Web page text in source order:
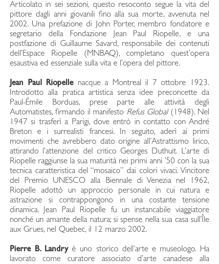
Articolato in sei sezioni, questo resoconto segue la vita del
pittore dagli anni giovanili fino alla sua morte, avvenuta nel
2002. Una prefazione di John Porter, membro fondatore e
segretario della Fondazione Jean Paul Riopelle, e una
postfazione di Guillaume Savard, responsabile dei contenuti
dell’Espace Riopelle (MNBAQ), completano quest’opera
esaustiva ed essenziale sulla vita e l’opera del pittore.
Jean Paul Riopellenacque a Montreal il 7 ottobre 1923.
Introdotto alla pratica artistica senza idee preconcette da
Paul-Émile Borduas, prese parte alle attività degli
Automatistes, firmando il manifesto Refus Global(1948). Nel
1947 si trasferì a Parigi, dove entrò in contatto con André
Breton e i surrealisti francesi. In seguito, aderì ai primi
movimenti che avrebbero dato origine all’Astrattismo lirico,
attirando l’attenzione del critico Georges Duthuit. L’arte di
Riopelle raggiunse la sua maturità nei primi anni ’50 con la sua
tecnica caratteristica del “mosaico” dai colori vivaci. Vincitore
del Premio UNESCO alla Biennale di Venezia nel 1962,
Riopelle adottò un approccio personale in cui natura e
astrazione si contrappongono in una costante tensione
dinamica. Jean Paul Riopelle fu un instancabile viaggiatore
nonché un amante della natura; si spense nella sua casa sull’Île
aux Grues, nel Quebec, il 12 marzo 2002.
Pierre B. Landryè uno storico dell’arte e museologo. Ha
lavorato come curatore associato d’arte canadese alla